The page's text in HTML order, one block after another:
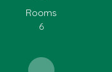
Rooms
6